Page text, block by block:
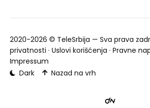
2020-2026 © TeleSrbija — Sva prava
privatnosti · Uslovi korišćenja · Pravne
Impressum
Dark
Nazad na vrh